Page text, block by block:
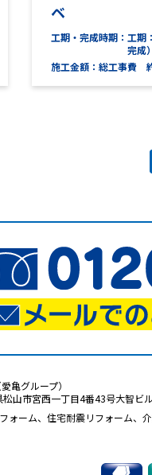
ベ
工期・完成時期
工期
完成）
施工金額
総工事費
亀グループ）
山市宮西一丁目4番43号大智
フォーム、住宅耐震リフォーム